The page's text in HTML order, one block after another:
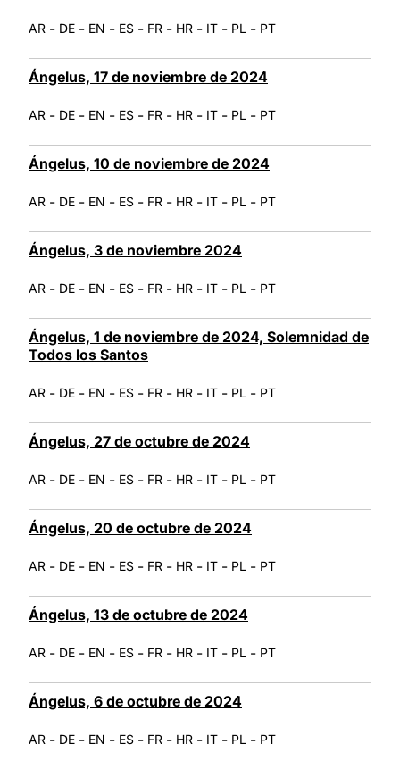
AR - DE - EN - ES - FR - HR - IT - PL - PT
Ángelus, 17 de noviembre de 2024
AR - DE - EN - ES - FR - HR - IT - PL - PT
Ángelus, 10 de noviembre de 2024
AR - DE - EN - ES - FR - HR - IT - PL - PT
Ángelus, 3 de noviembre 2024
AR - DE - EN - ES - FR - HR - IT - PL - PT
Ángelus, 1 de noviembre de 2024, Solemnidad de
Todos los Santos
AR - DE - EN - ES - FR - HR - IT - PL - PT
Ángelus, 27 de octubre de 2024
AR - DE - EN - ES - FR - HR - IT - PL - PT
Ángelus, 20 de octubre de 2024
AR - DE - EN - ES - FR - HR - IT - PL - PT
Ángelus, 13 de octubre de 2024
AR - DE - EN - ES - FR - HR - IT - PL - PT
Ángelus, 6 de octubre de 2024
AR - DE - EN - ES - FR - HR - IT - PL - PT